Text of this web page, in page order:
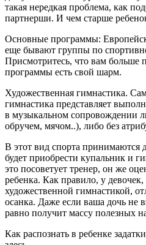
такая нередкая проблема, как
партнерши. И чем старше
Основные программы:
еще бывают группы по
Присмотритесь, что вам больше
программы есть свой шарм.
Художественная гимнастика.
гимнастика представляет
в музыкальном сопровождении
обручем, мячом..), либо без
В этот вид спорта принимаются
будет приобрести купальник и
это посоветует тренер, он же
ребенка. Как правило, у
художественной гимнастикой,
осанка. Даже если ваша дочь не
равно получит массу полезных
Как распознать в ребенке